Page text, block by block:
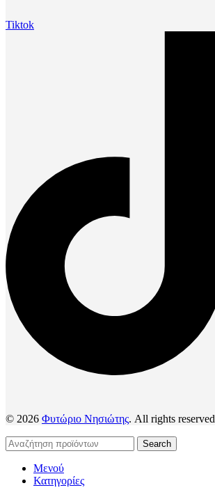
Tiktok
© 2026 Φυτώριο Νησιώτης. All rights reserved
Search
Μενού
Κατηγορίες